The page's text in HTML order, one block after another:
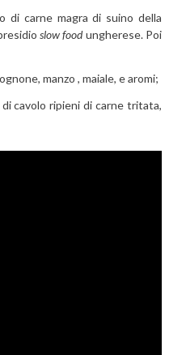
di carne magra di suino della
slow foodungherese. Poi
manzo , maiale, e aromi;
cavolo ripieni di carne tritata,